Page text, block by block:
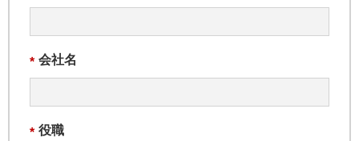
* 会社名
* 役職